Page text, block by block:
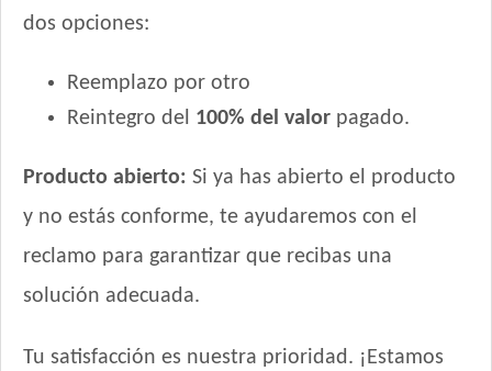
dos opciones:
Reemplazo por otro
Reintegro del 100% del valor pagado.
Producto abierto: Si ya has abierto el producto
y no estás conforme, te ayudaremos con el
reclamo para garantizar que recibas una
solución adecuada.
Tu satisfacción es nuestra prioridad. ¡Estamos